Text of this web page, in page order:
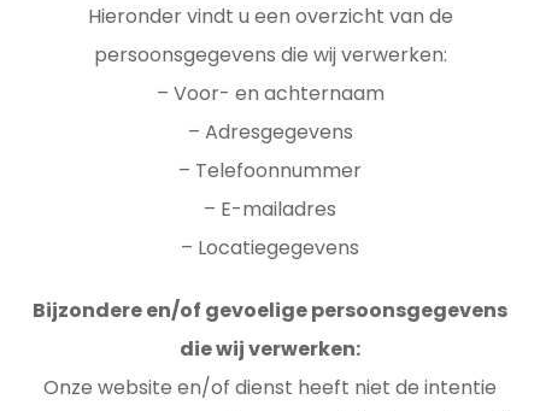
Hieronder vindt u een overzicht van de
persoonsgegevens die wij verwerken:
– Voor- en achternaam
– Adresgegevens
– Telefoonnummer
– E-mailadres
– Locatiegegevens
Bijzondere en/of gevoelige persoonsgegevens
die wij verwerken:
Onze website en/of dienst heeft niet de intentie